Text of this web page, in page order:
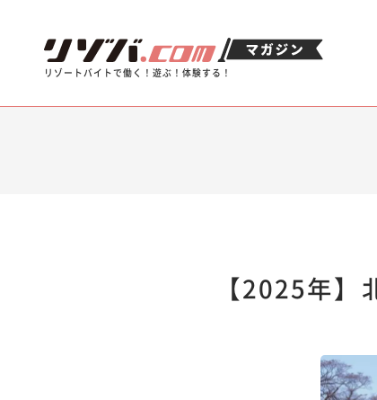
リゾートバイトで働く！遊ぶ！体験する！
【2025年